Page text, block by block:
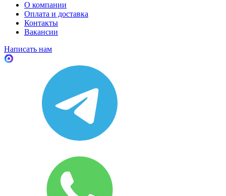
О компании
Оплата и доставка
Контакты
Вакансии
Написать нам